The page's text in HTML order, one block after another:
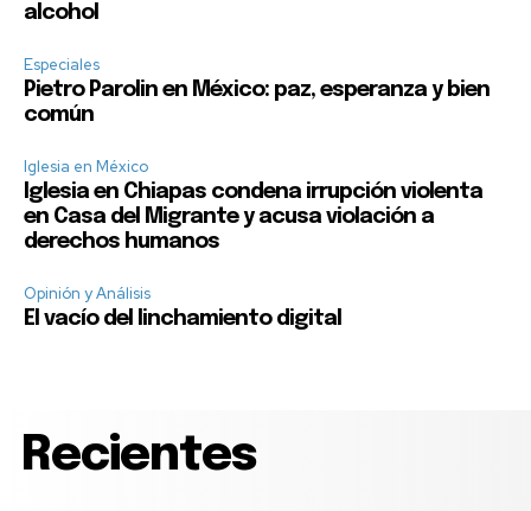
alcohol
Especiales
Pietro Parolin en México: paz, esperanza y bien
común
Iglesia en México
Iglesia en Chiapas condena irrupción violenta
en Casa del Migrante y acusa violación a
derechos humanos
Opinión y Análisis
El vacío del linchamiento digital
Recientes